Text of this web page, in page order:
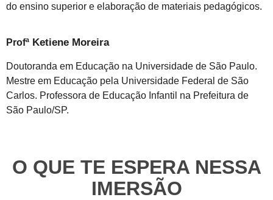
do ensino superior e elaboração de materiais pedagógicos.
Profª Ketiene Moreira
Doutoranda em Educação na Universidade de São Paulo.
Mestre em Educação pela Universidade Federal de São
Carlos. Professora de Educação Infantil na Prefeitura de
São Paulo/SP.
O QUE TE ESPERA NESSA
IMERSÃO